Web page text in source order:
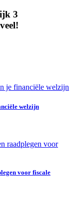
3
welzijn
voor fiscale